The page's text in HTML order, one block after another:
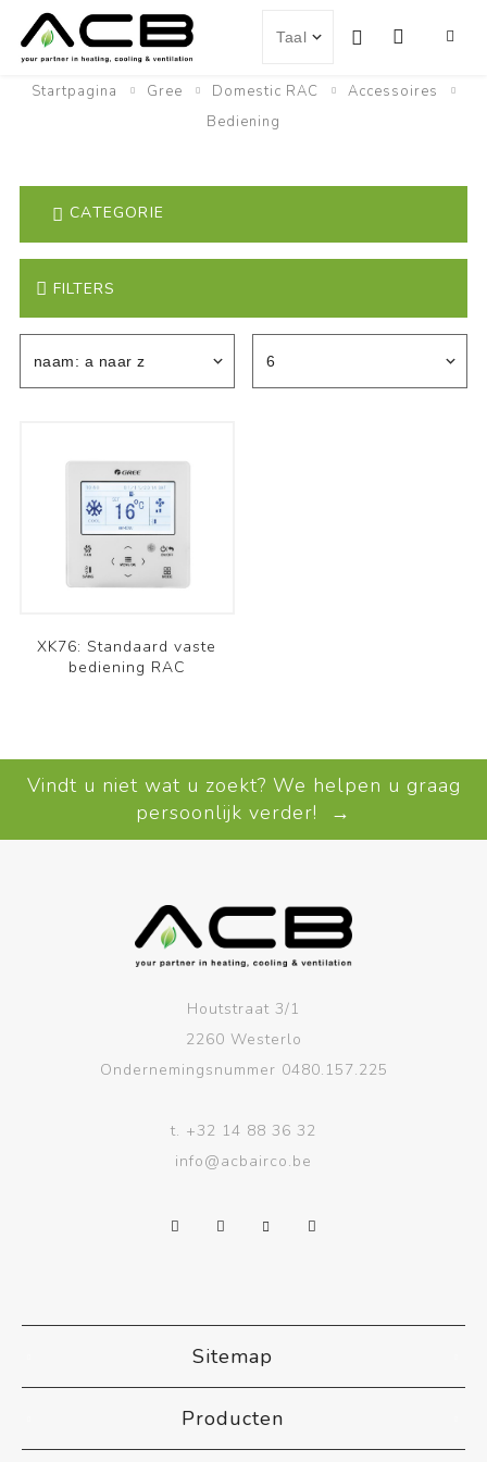
Startpagina Gree Domestic RAC
Accessoires
Bediening
FILTERS
XK76: Standaard vaste
bediening RAC
CATEGORIE
Vindt u niet wat u zoekt? We helpen u graag
persoonlijk verder! →
Houtstraat 3/1
2260 Westerlo
Ondernemingsnummer 0480.157.225
t. +32 14 88 36 32
info@acbairco.be
Sitemap
Producten